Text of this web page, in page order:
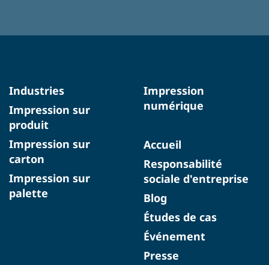
Industries
Impression sur
produit
Impression sur
carton
Impression sur
palette
Impression
numérique
Accueil
Responsabilité
sociale d'entreprise
Blog
Études de cas
Événement
Presse